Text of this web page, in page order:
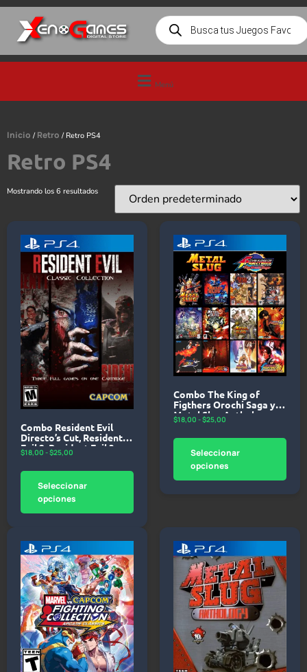
Menú
Inicio / Retro / Retro PS4
Retro PS4
Mostrando los 6 resultados
Combo Resident Evil
Directo’s Cut, Resident
Evil 2, Resident Evil 3
NEMESIS Classic
$18,00 -$25,00
Seleccionar
opciones
Combo The King of
Figthers Orochi Saga y
Metal Slug Anthology –
PlayStation 4
$18,00 -$25,00
Seleccionar
opciones